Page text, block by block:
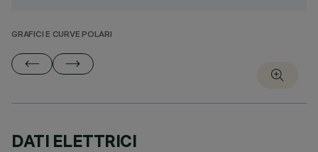
GRAFICI E CURVE POLARI
DATI ELETTRICI